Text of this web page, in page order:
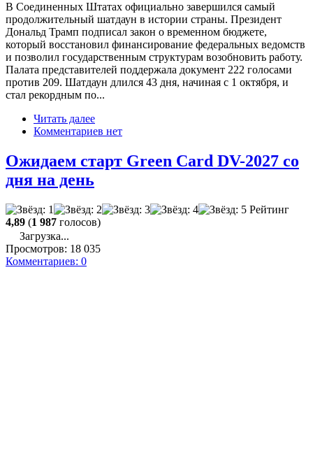
В Соединенных Штатах официально завершился самый
продолжительный шатдаун в истории страны. Президент
Дональд Трамп подписал закон о временном бюджете,
который восстановил финансирование федеральных ведомств
и позволил государственным структурам возобновить работу.
Палата представителей поддержала документ 222 голосами
против 209. Шатдаун длился 43 дня, начиная с 1 октября, и
стал рекордным по...
Читать далее
Комментариев нет
Ожидаем старт Green Card DV-2027 со
дня на день
Рейтинг
4,89 (1 987 голосов)
Загрузка...
Просмотров: 18 035
Комментариев: 0